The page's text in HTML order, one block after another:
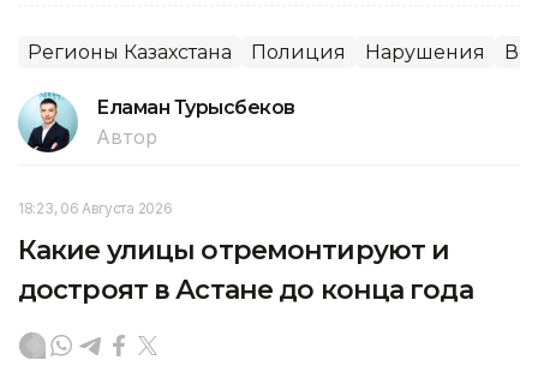
Регионы Казахстана Полиция Нарушения
Еламан Турысбеков
Автор
18:23, 06 Августа 2026
Какие улицы отремонтируют и
достроят в Астане до конца года